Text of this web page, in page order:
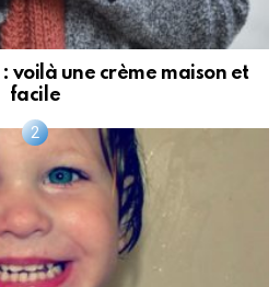
voilà une crème maison et
facile